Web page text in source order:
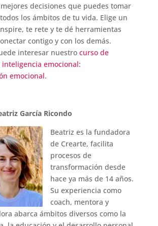
decisiones que puedes tomar
los ámbitos de tu vida. Elige un
te rete y te dé herramientas
contigo y con los demás.
interesar nuestro curso de
emocional:
emocional.
García Ricondo
Beatriz es la fundadora
de Crearte, facilita
procesos de
transformación desde
hace ya más de 14 años.
Su experiencia como
coach, mentora y
abarca ámbitos diversos como la